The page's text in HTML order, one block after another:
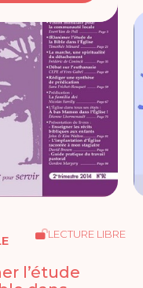
LECTURE LIBRE
l’étude